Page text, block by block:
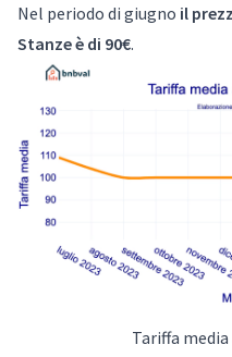
Nel periodo di giugno il
Stanze è di 90€.
Tariffa